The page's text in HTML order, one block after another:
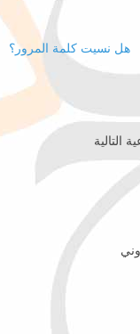
هل نسيت كلمة المرور؟
التالية